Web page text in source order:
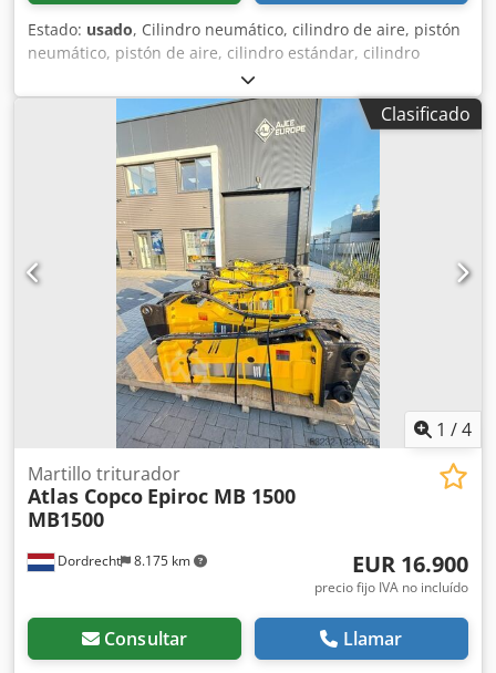
Estado: usado, Cilindro neumático, cilindro de aire, pistón
neumático, pistón de aire, cilindro estándar, cilindro
compacto -Carrera: 50 mm -Diámetro del pistón: 50 mm
Dodpfx Aasfbmu Sozekr -Diámetro de la varilla del pistón:
16 mm -Precio: por unidad -Cantidad: 2 unidades -
Dimensiones: 100/65/A65 mm -Peso: 0,75 kg/unidad
Clasificado
1 /4
Dordrecht 8.175 km
Martillo triturador
Atlas Copco Epiroc MB 1500
MB1500
EUR 16.900
precio fijo IVA no incluído
Consultar Llamar